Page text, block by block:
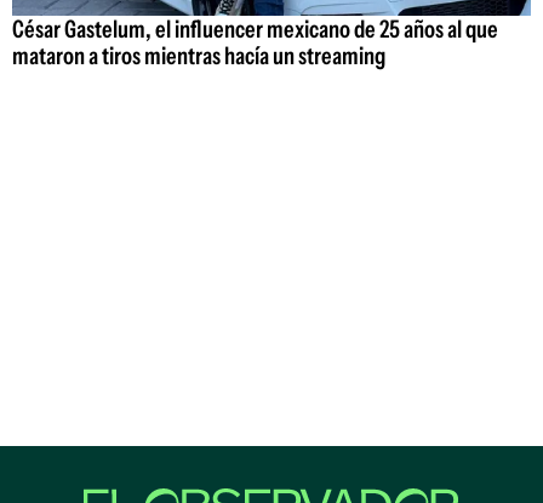
César Gastelum, el influencer mexicano de 25 años al que
mataron a tiros mientras hacía un streaming